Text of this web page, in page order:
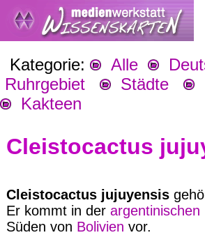
Kategorie: Alle
Ruhrgebiet
Städte
Kakteen
Cleistocactus
Cleistocactus jujuyensis
Er kommt in der argentinischen
Süden von Bolivien vor.